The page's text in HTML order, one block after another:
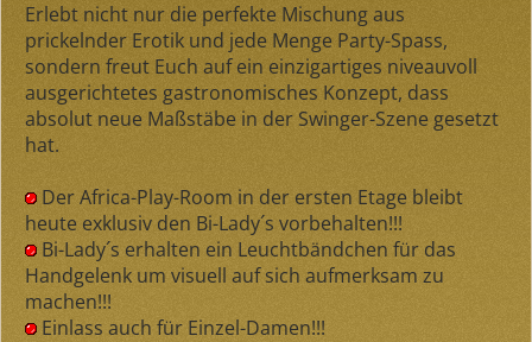
Erlebt nicht nur die perfekte Mischung aus
prickelnder Erotik und jede Menge Party-Spass,
sondern freut Euch auf ein einzigartiges niveauvoll
ausgerichtetes gastronomisches Konzept, dass
absolut neue Maßstäbe in der Swinger-Szene gesetzt
hat.
Der Africa-Play-Room in der ersten Etage bleibt
heute exklusiv den Bi-Lady´s vorbehalten!!!
Bi-Lady´s erhalten ein Leuchtbändchen für das
Handgelenk um visuell auf sich aufmerksam zu
machen!!!
Einlass auch für Einzel-Damen!!!